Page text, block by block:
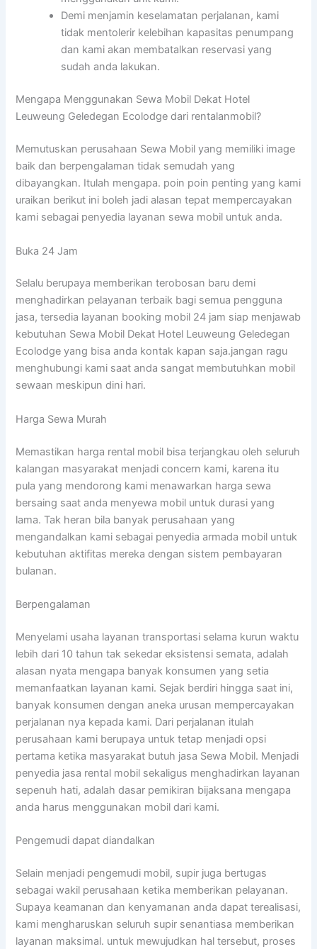
Demi menjamin keselamatan perjalanan, kami
tidak mentolerir kelebihan kapasitas penumpang
dan kami akan membatalkan reservasi yang
sudah anda lakukan.
Mengapa Menggunakan Sewa Mobil Dekat Hotel
Leuweung Geledegan Ecolodge dari rentalanmobil?
Memutuskan perusahaan Sewa Mobil yang memiliki image
baik dan berpengalaman tidak semudah yang
dibayangkan. Itulah mengapa. poin poin penting yang kami
uraikan berikut ini boleh jadi alasan tepat mempercayakan
kami sebagai penyedia layanan sewa mobil untuk anda.
Buka 24 Jam
Selalu berupaya memberikan terobosan baru demi
menghadirkan pelayanan terbaik bagi semua pengguna
jasa, tersedia layanan booking mobil 24 jam siap menjawab
kebutuhan Sewa Mobil Dekat Hotel Leuweung Geledegan
Ecolodge yang bisa anda kontak kapan saja.jangan ragu
menghubungi kami saat anda sangat membutuhkan mobil
sewaan meskipun dini hari.
Harga Sewa Murah
Memastikan harga rental mobil bisa terjangkau oleh seluruh
kalangan masyarakat menjadi concern kami, karena itu
pula yang mendorong kami menawarkan harga sewa
bersaing saat anda menyewa mobil untuk durasi yang
lama. Tak heran bila banyak perusahaan yang
mengandalkan kami sebagai penyedia armada mobil untuk
kebutuhan aktifitas mereka dengan sistem pembayaran
bulanan.
Berpengalaman
Menyelami usaha layanan transportasi selama kurun waktu
lebih dari 10 tahun tak sekedar eksistensi semata, adalah
alasan nyata mengapa banyak konsumen yang setia
memanfaatkan layanan kami. Sejak berdiri hingga saat ini,
banyak konsumen dengan aneka urusan mempercayakan
perjalanan nya kepada kami. Dari perjalanan itulah
perusahaan kami berupaya untuk tetap menjadi opsi
pertama ketika masyarakat butuh jasa Sewa Mobil. Menjadi
penyedia jasa rental mobil sekaligus menghadirkan layanan
sepenuh hati, adalah dasar pemikiran bijaksana mengapa
anda harus menggunakan mobil dari kami.
Pengemudi dapat diandalkan
Selain menjadi pengemudi mobil, supir juga bertugas
sebagai wakil perusahaan ketika memberikan pelayanan.
Supaya keamanan dan kenyamanan anda dapat terealisasi,
kami mengharuskan seluruh supir senantiasa memberikan
layanan maksimal. untuk mewujudkan hal tersebut, proses